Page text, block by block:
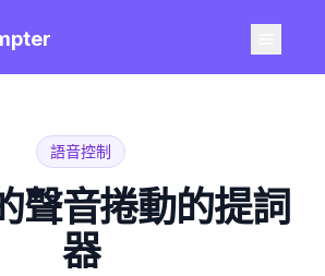
語音控制
聲音捲動的提詞
器